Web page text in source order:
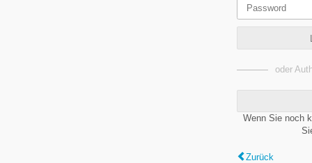
oder
Wenn Sie noch
Zurück